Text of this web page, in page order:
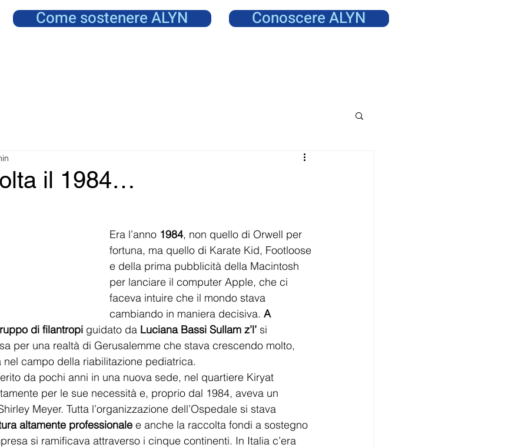
Come sostenere ALYN Conoscere ALYN
il 1984…
Era l’anno 1984, non quello di Orwell per
fortuna, ma quello di Karate Kid, Footloose
e della prima pubblicità della Macintosh
per lanciare il computer Apple, che ci
faceva intuire che il mondo stava
cambiando in maniera decisiva. A
di filantropi guidato da Luciana Bassi Sullam z’l’ si
per una realtà di Gerusalemme che stava crescendo molto,
nel campo della riabilitazione pediatrica.
da pochi anni in una nuova sede, nel quartiere Kiryat
per le sue necessità e, proprio dal 1984, aveva un
Meyer. Tutta l’organizzazione dell’Ospedale si stava
altamente professionale e anche la raccolta fondi a sostegno
si ramificava attraverso i cinque continenti. In Italia c’era